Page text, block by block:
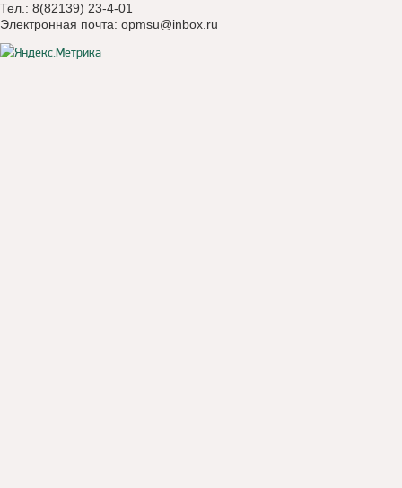
Тел.: 8(82139) 23-4-01
Электронная почта: opmsu@inbox.ru